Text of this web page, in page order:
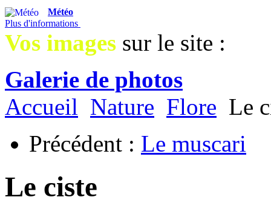
Météo
Plus d'informations
Vos images sur le site :
Galerie de photos
Accueil Nature Flore Le
Précédent : Le muscari
Le ciste